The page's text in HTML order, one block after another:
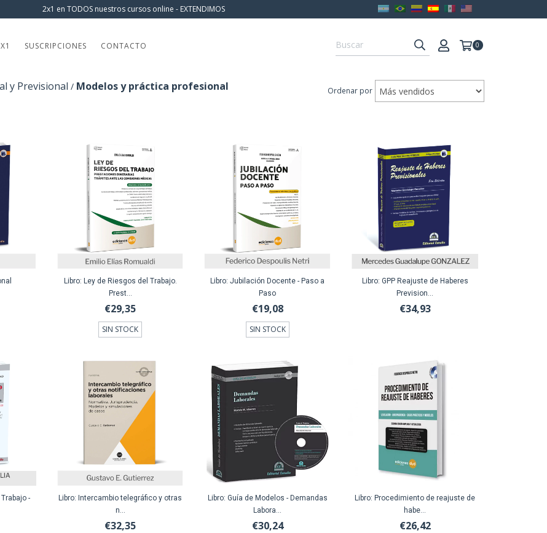
2x1 en TODOS nuestros cursos online - EXTENDIMOS
SUSCRIPCIONES CONTACTO 0
y Previsional / Modelos y práctica profesional Ordenar por
Libro: Ley de Riesgos del Trabajo.
Prest...
€29,35
SIN STOCK
Libro: Jubilación Docente - Paso a
Paso
€19,08
SIN STOCK
Libro: GPP Reajuste de Haberes
Prevision...
€34,93
-
Libro: Intercambio telegráfico y otras
n...
€32,35
Libro: Guía de Modelos - Demandas
Labora...
€30,24
Libro: Procedimiento de reajuste de
habe...
€26,42